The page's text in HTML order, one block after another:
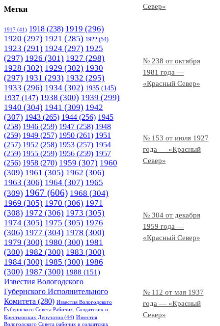
Север»
№ 238 от октября
1981 года —
«Красный Север»
№ 153 от июля 1927
года — «Красный
Север»
№ 304 от декабря
1959 года —
«Красный Север»
№ 112 от мая 1937
года — «Красный
Север»
Метки
1917 (41) 1918 (238) 1919 (296)
1920 (297) 1921 (285) 1922 (54)
1923 (291) 1924 (297) 1925
(297) 1926 (301) 1927 (298)
1928 (302) 1929 (302) 1930
(297) 1931 (293) 1932 (295)
1933 (296) 1934 (302) 1935 (145)
1937 (147) 1938 (300) 1939 (299)
1940 (304) 1941 (309) 1942
(307) 1943 (265) 1944 (256) 1945
(258) 1946 (259) 1947 (258) 1948
(259) 1949 (257) 1950 (261) 1951
(257) 1952 (258) 1953 (257) 1954
(259) 1955 (259) 1956 (259) 1957
(256) 1958 (270) 1959 (307) 1960
(309) 1961 (305) 1962 (306)
1963 (306) 1964 (307) 1965
(309) 1967 (606) 1968 (304)
1969 (305) 1970 (306) 1971
(308) 1972 (306) 1973 (305)
1974 (305) 1975 (305) 1976
(306) 1977 (304) 1978 (300)
1979 (300) 1980 (300) 1981
(300) 1982 (300) 1983 (300)
1984 (300) 1985 (300) 1986
(300) 1987 (300) 1988 (151)
Известия Вологодского
Губернского Исполнительного
Комитета (280) Известия Вологодского
Губернского Совета Рабочих, Солдатских и
Крестьянских Депутатов (44) Известия
Вологодского Совета рабочих и солдатских